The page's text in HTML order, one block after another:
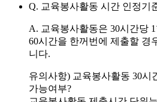
Q. 교육봉사활동 시간 인정기
A. 교육봉사활동은 30시간당
60시간을 한꺼번에 제출할 경
니다.
유의사항) 교육봉사활동 30시
가능여부?